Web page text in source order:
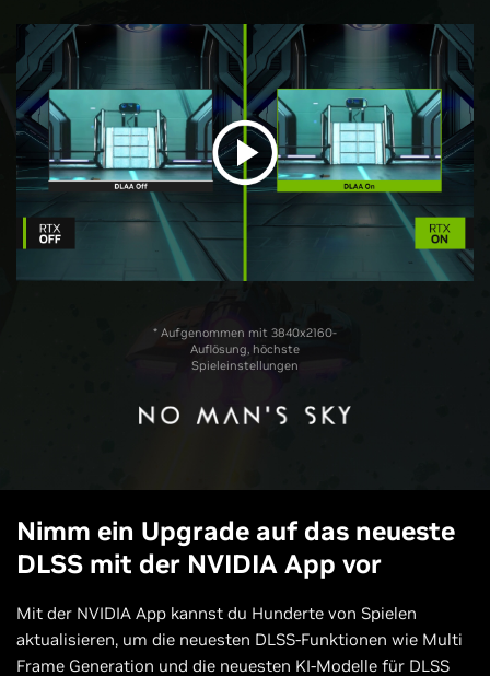
* Aufgenommen mit 3840x2160-
Auflösung, höchste
Spieleinstellungen
Nimm ein Upgrade auf das neueste
DLSS mit der NVIDIA App vor
Mit der NVIDIA App kannst du Hunderte von Spielen
aktualisieren, um die neuesten DLSS-Funktionen wie Multi
Frame Generation und die neuesten KI-Modelle für DLSS